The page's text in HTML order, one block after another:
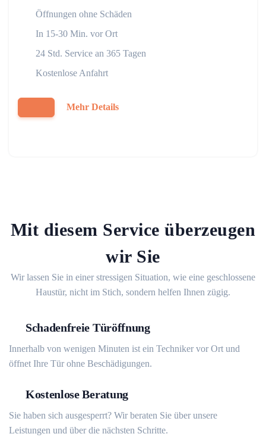
Öffnungen ohne Schäden
In 15-30 Min. vor Ort
24 Std. Service an 365 Tagen
Kostenlose Anfahrt
Mehr Details
Mit diesem Service überzeugen
wir Sie
Wir lassen Sie in einer stressigen Situation, wie eine geschlossene
Haustür, nicht im Stich, sondern helfen Ihnen zügig.
Schadenfreie Türöffnung
Innerhalb von wenigen Minuten ist ein Techniker vor Ort und
öffnet Ihre Tür ohne Beschädigungen.
Kostenlose Beratung
Sie haben sich ausgesperrt? Wir beraten Sie über unsere
Leistungen und über die nächsten Schritte.